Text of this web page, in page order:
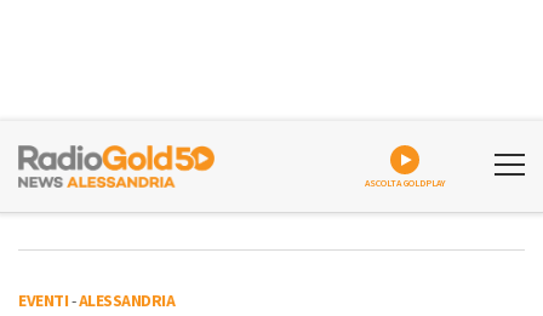
ASCOLTA GOLDPLAY
EVENTI-ALESSANDRIA